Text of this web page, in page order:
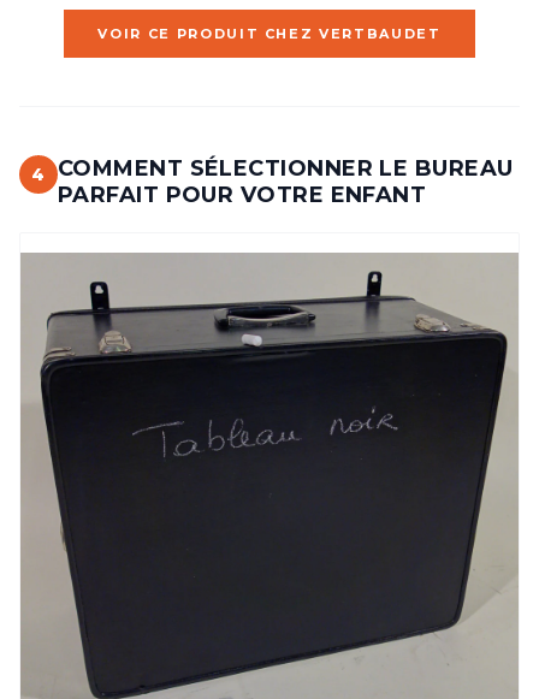
VOIR CE PRODUIT CHEZ VERTBAUDET
4
COMMENT SÉLECTIONNER LE BUREAU
PARFAIT POUR VOTRE ENFANT